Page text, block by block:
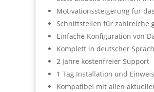
Motivationssteigerung für
Schnittstellen für zahlreiche
Einfache Konfiguration von
Komplett in deutscher
2 Jahre kostenfreier Support
1 Tag Installation und
Kompatibel mit allen